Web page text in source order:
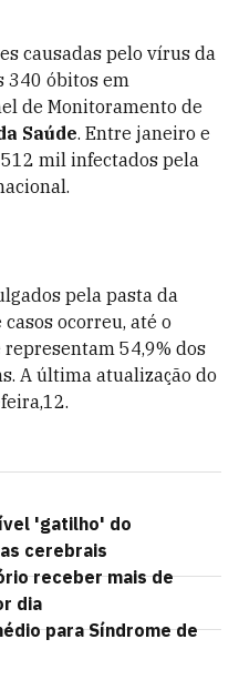
causadas pelo vírus da
340 óbitos em
de Monitoramento de
Saúde. Entre janeiro e
mil infectados pela
pela pasta da
ocorreu, até o
54,9% dos
A última atualização do
'gatilho' do
cerebrais
receber mais de
dia
para Síndrome de